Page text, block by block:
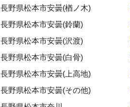
長野県松本市安曇(楢ノ木)
長野県松本市安曇(鈴蘭)
長野県松本市安曇(沢渡)
長野県松本市安曇(白骨)
長野県松本市安曇(上高地)
長野県松本市安曇(その他)